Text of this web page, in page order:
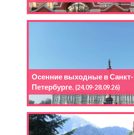
Осенние выходные в Санкт-
Петербурге. (24.09-28.09.26)